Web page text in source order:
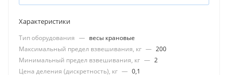
Характеристики
Тип оборудования — весы крановые
Максимальный предел взвешивания, кг — 200
Минимальный предел взвешивания, кг — 2
Цена деления (дискретность), кг — 0,1